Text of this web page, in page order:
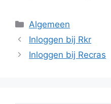
Categorieën
Algemeen
Inloggen bij Rkr
Inloggen bij Recras